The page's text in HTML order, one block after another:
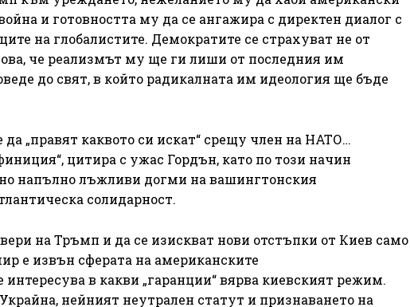
и готовността му да се ангажира с директен диалог с
на глобалистите. Демократите се страхуват не от
че реализмът му ще ги лиши от последния им
до свят, в който радикалната им идеология ще бъде
„правят каквото си искат“ срещу член на НАТО…
цитира с ужас Гордън, като по този начин
напълно лъжливи догми на вашингтонския
солидарност.
на Тръмп и да се изискват нови отстъпки от Киев само
е извън сферата на американските
в какви „гаранции“ вярва киевският режим.
нейният неутрален статут и признаването на